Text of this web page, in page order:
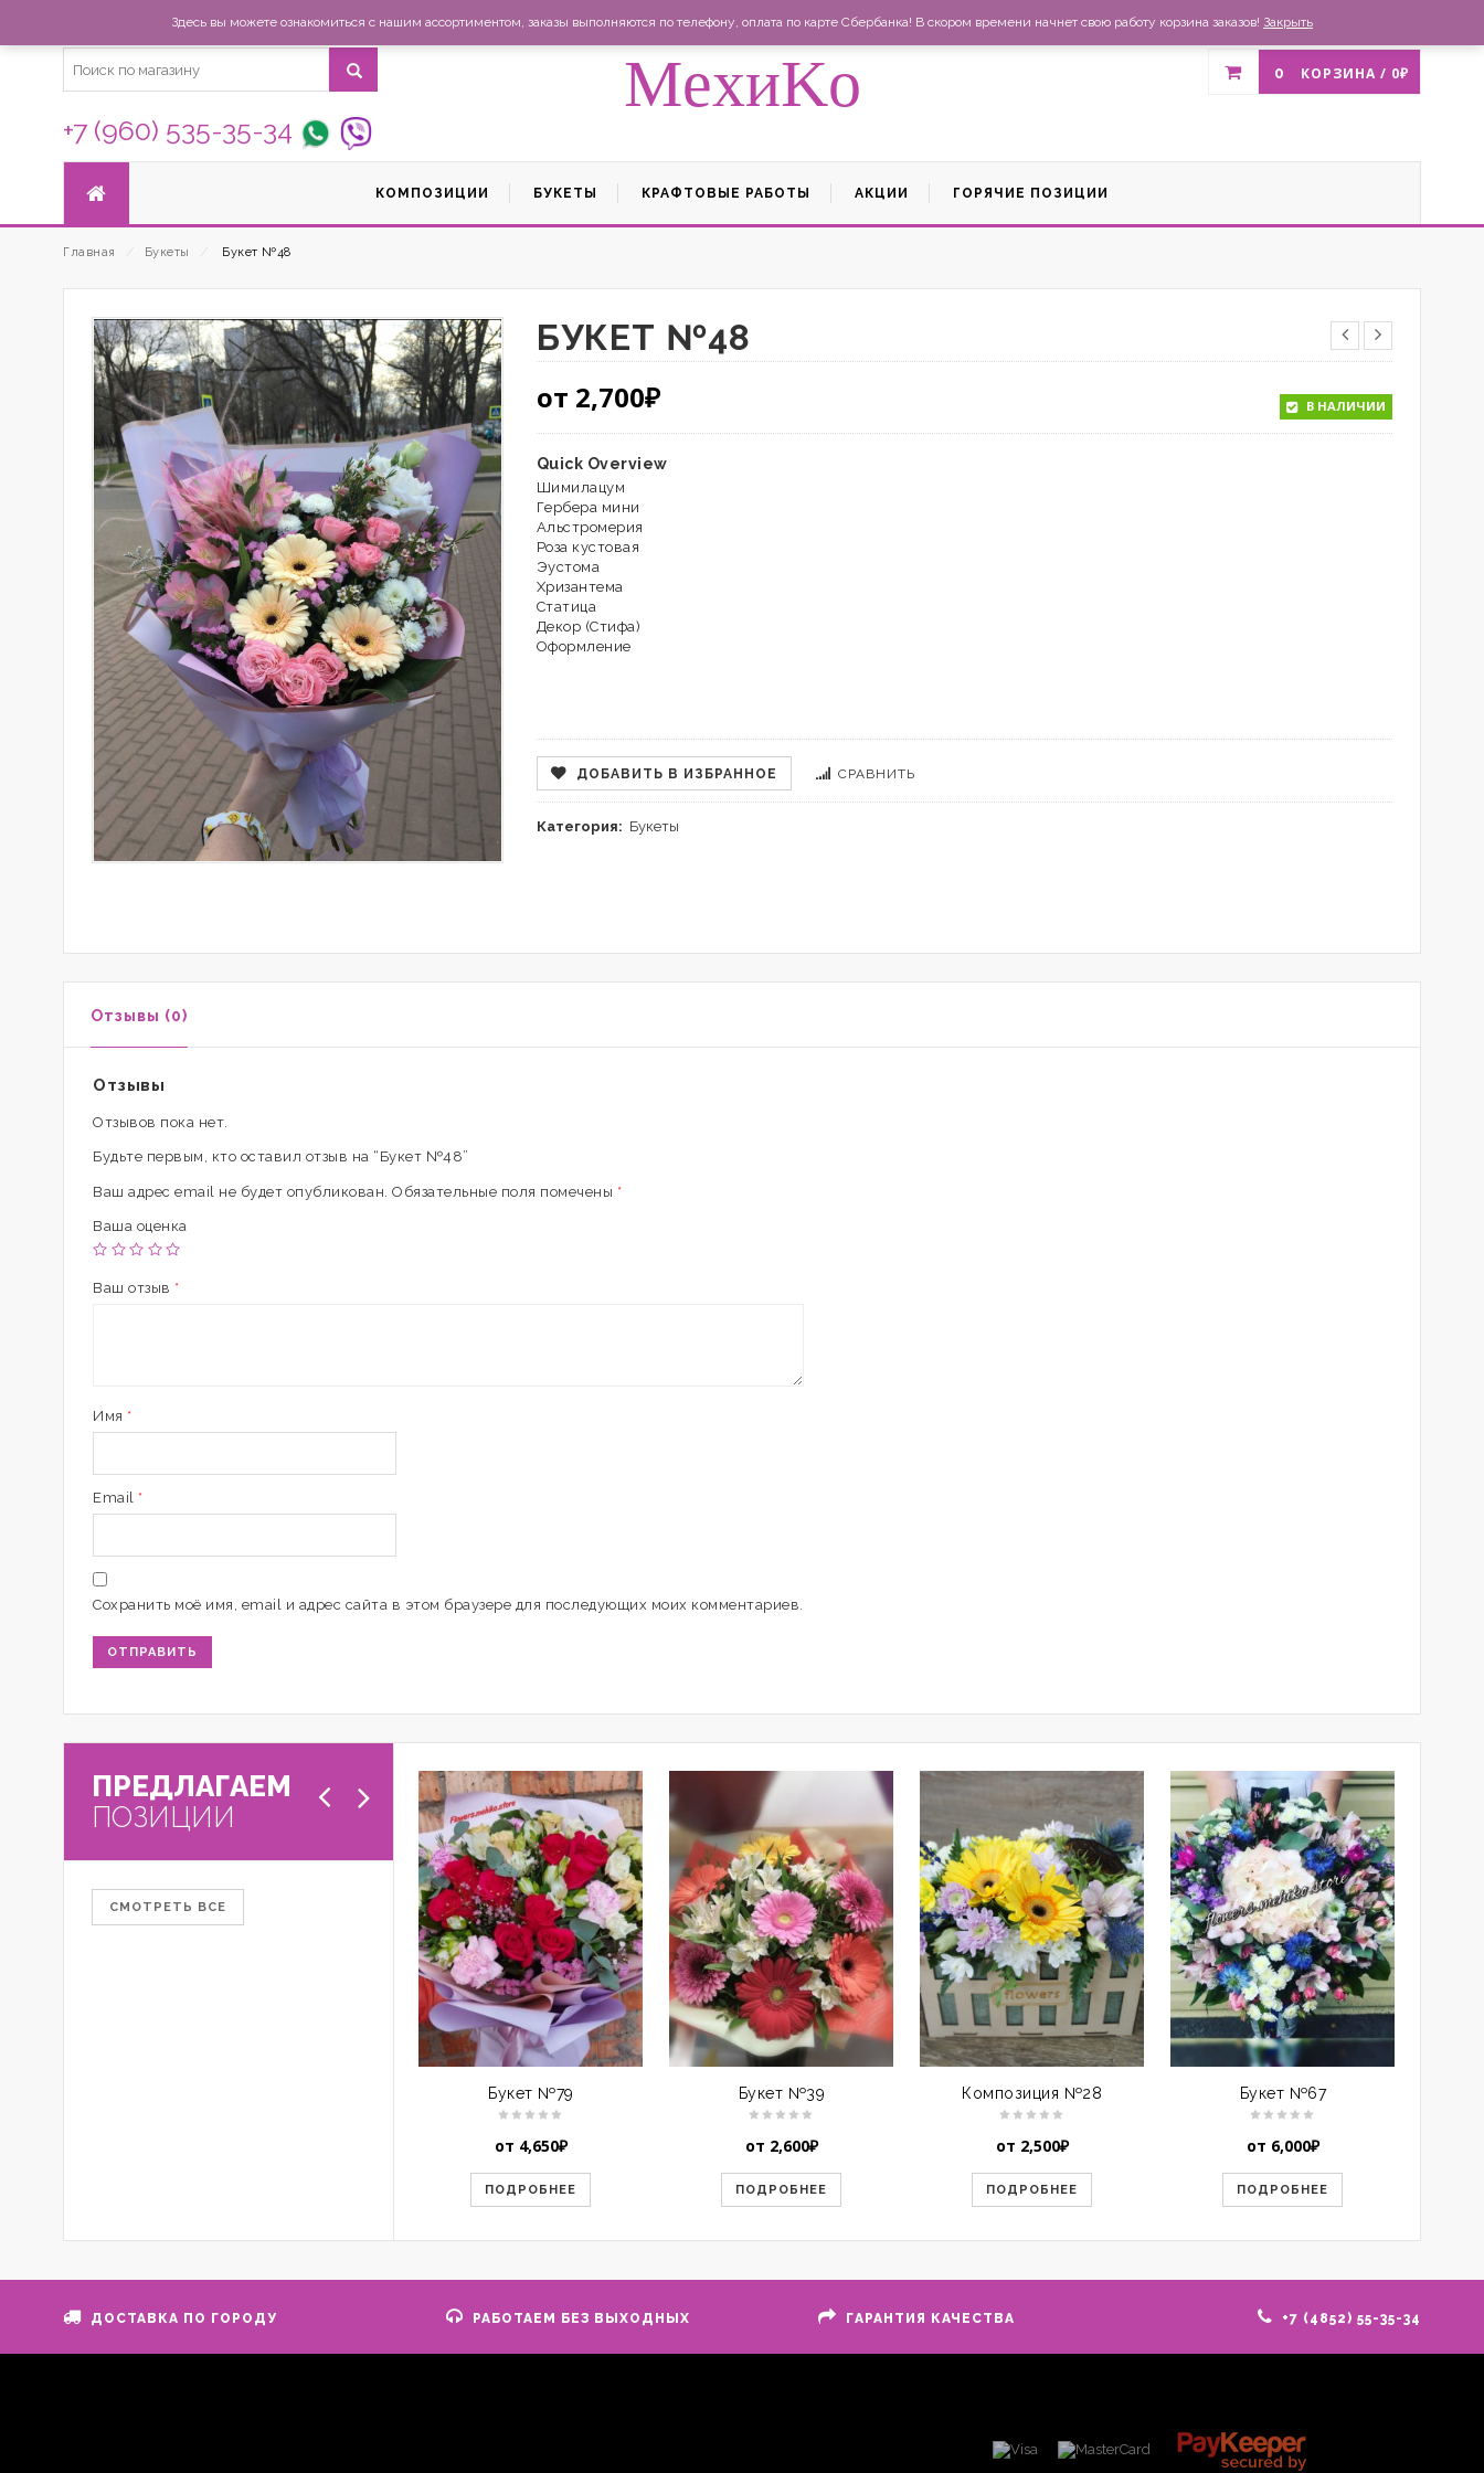
Магазин Доставка и оплата Список желаний
+7 (960) 535-35-34
MexиKo 0 КОРЗИНА / 0₽
КОМПОЗИЦИИ БУКЕТЫ КРАФТОВЫЕ РАБОТЫ АКЦИИ ГОРЯЧИЕ ПОЗИЦИИ
Главная Букеты Букет №48
БУКЕТ №48
от 2,700₽ В НАЛИЧИИ
Quick Overview
Шимилацум
Гербера мини
Альстромерия
Роза кустовая
Эустома
Хризантема
Статица
Декор (Стифа)
Оформление
ДОБАВИТЬ В ИЗБРАННОЕ СРАВНИТЬ
Категория: Букеты
Отзывы (0)
Отзывы
Отзывов пока нет.
Будьте первым, кто оставил отзыв на “Букет №48”
Ваш адрес email не будет опубликован. Обязательные поля помечены *
Ваша оценка
Ваш отзыв *
Имя *
Email *
Сохранить моё имя, email и адрес сайта в этом браузере для последующих моих комментариев.
ПРЕДЛАГАЕМ
ПОЗИЦИИ
СМОТРЕТЬ ВСЕ
Букет №79
от 4,650₽
ПОДРОБНЕЕ
Букет №39
от 2,600₽
ПОДРОБНЕЕ
Композиция №28
от 2,500₽
ПОДРОБНЕЕ
Букет №67
от 6,000₽
ПОДРОБНЕЕ
ДОСТАВКА ПО ГОРОДУ РАБОТАЕМ БЕЗ ВЫХОДНЫХ ГАРАНТИЯ КАЧЕСТВА +7 (4852) 55-35-34
Здесь вы можете ознакомиться с нашим ассортиментом, заказы выполняются по телефону, оплата по карте Сбербанка! В скором времени начнет свою работу корзина заказов! Закрыть